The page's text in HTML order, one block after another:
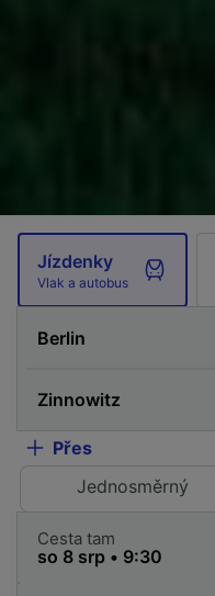
Jízdenky
Vlak a autobus
Přes
Jednosměrný
Cesta tam